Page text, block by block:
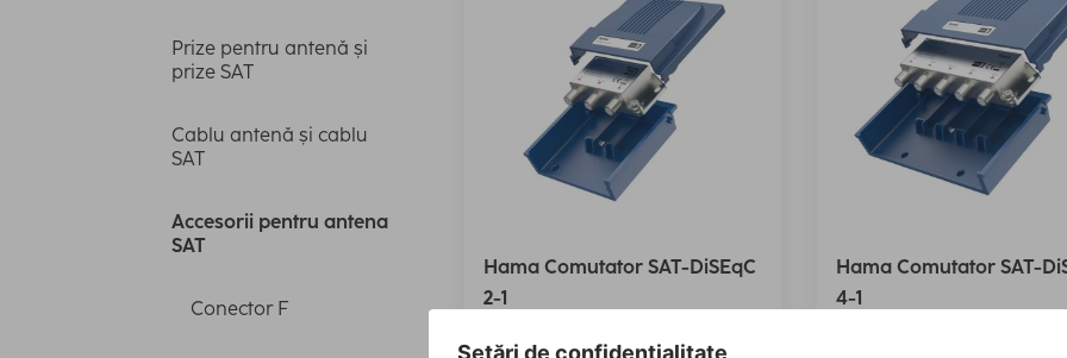
Prize pentru antenă și
prize SAT
Cablu antenă și cablu
SAT
Accesorii pentru antena
SAT
Conector F
Hama Comutator SAT-DiSEqC
2-1
00205289
Hama Comutator SAT-
4-1